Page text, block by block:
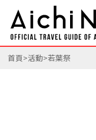
首頁 活動 若葉祭